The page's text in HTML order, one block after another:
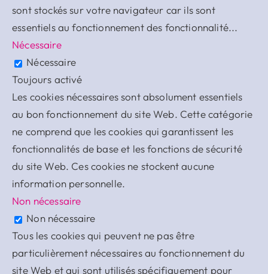
sont stockés sur votre navigateur car ils sont
essentiels au fonctionnement des fonctionnalité...
Nécessaire
Nécessaire
Toujours activé
Les cookies nécessaires sont absolument essentiels
au bon fonctionnement du site Web. Cette catégorie
ne comprend que les cookies qui garantissent les
fonctionnalités de base et les fonctions de sécurité
du site Web. Ces cookies ne stockent aucune
information personnelle.
Non nécessaire
Non nécessaire
Tous les cookies qui peuvent ne pas être
particulièrement nécessaires au fonctionnement du
site Web et qui sont utilisés spécifiquement pour